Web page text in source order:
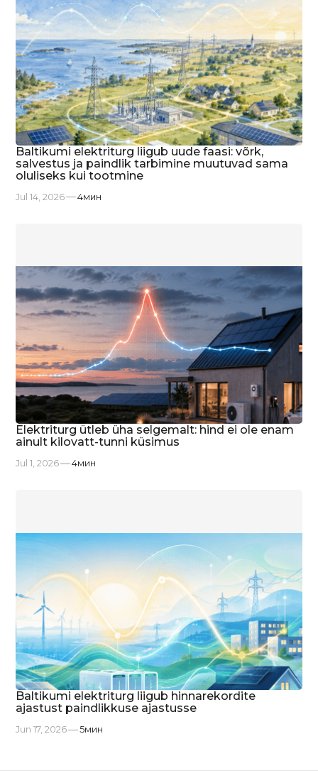
Baltikumi elektriturg liigub uude faasi: võrk,
salvestus ja paindlik tarbimine muutuvad sama
oluliseks kui tootmine
Jul 14, 2026 4мин
Elektriturg ütleb üha selgemalt: hind ei ole enam
ainult kilovatt-tunni küsimus
Jul 1, 2026 4мин
Baltikumi elektriturg liigub hinnarekordite
ajastust paindlikkuse ajastusse
Jun 17, 2026 5мин